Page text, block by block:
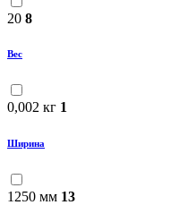
20 8
Вес
0,002 кг 1
Ширина
1250 мм 13